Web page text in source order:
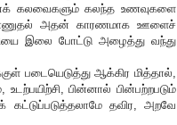
கலவைகளும் கலந்த உணவுகளை
அதன் காரணமாக ஊளைச்
இலை போட்டு அழைத்து வந்து
படையெடுத்து ஆக்கிர மித்தால்,
பின்னால் பின்பற்றபடும்
கட்டுப்படுத்தலாமே தவிர, அறவே